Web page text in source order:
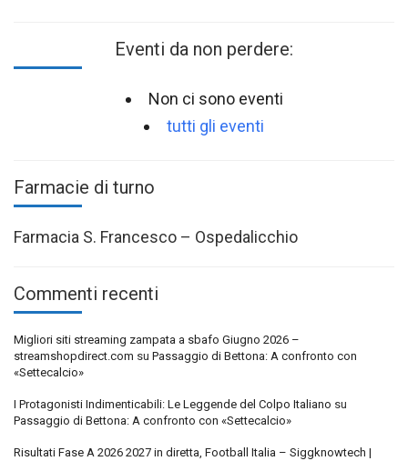
Eventi da non perdere:
Non ci sono eventi
tutti gli eventi
Farmacie di turno
Farmacia S. Francesco – Ospedalicchio
Commenti recenti
Migliori siti streaming zampata a sbafo Giugno 2026 –
streamshopdirect.com su Passaggio di Bettona: A confronto con
«Settecalcio»
I Protagonisti Indimenticabili: Le Leggende del Colpo Italiano su
Passaggio di Bettona: A confronto con «Settecalcio»
Risultati Fase A 2026 2027 in diretta, Football Italia – Siggknowtech |